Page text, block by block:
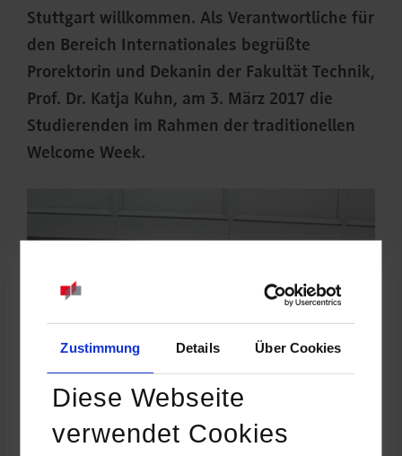
Zustimmung Details Über Cookies
Diese Webseite
verwendet Cookies
Stuttgart willkommen. Als Verantwortliche für
den Bereich Internationales begrüßte
Prorektorin und Dekanin der Fakultät Technik,
Prof. Dr. Katja Kuhn, am 3. März 2017 die
Studierenden im Rahmen der traditionellen
Welcome Week.